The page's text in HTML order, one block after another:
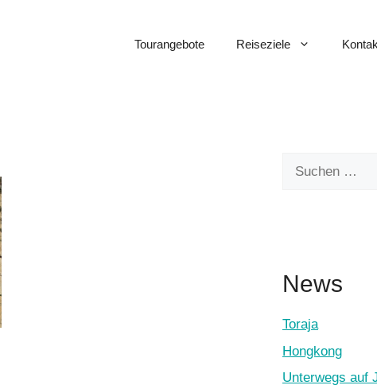
Tourangebote Reiseziele
News
Toraja
Hongkong
Unterwegs auf